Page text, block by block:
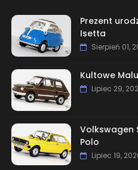
Prezent
Isetta
Sierpień 01,
Kultowe
Lipiec 29,
Volkswagen
Polo
Lipiec 19,